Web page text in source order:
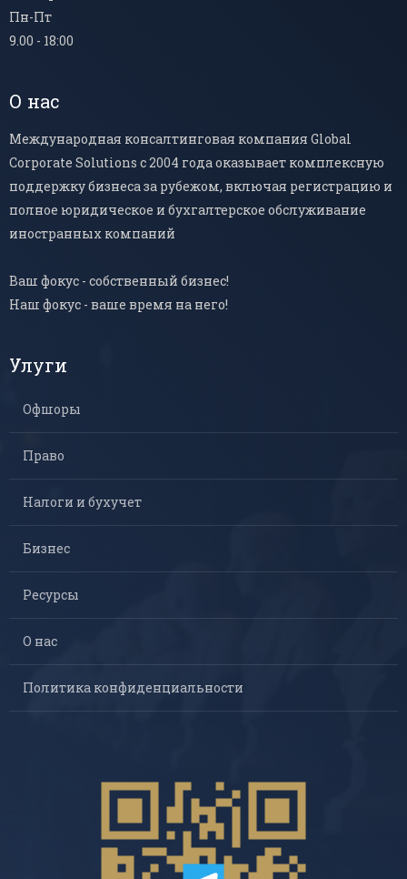
Пн-Пт
9.00 - 18:00
О нас
Международная консалтинговая компания Global
Corporate Solutions с 2004 года оказывает комплексную
поддержку бизнеса за рубежом, включая регистрацию и
полное юридическое и бухгалтерское обслуживание
иностранных компаний
Ваш фокус - собственный бизнес!
Наш фокус - ваше время на него!
Улуги
Офшоры
Право
Налоги и бухучет
Бизнес
Ресурсы
О нас
Политика конфиденциальности